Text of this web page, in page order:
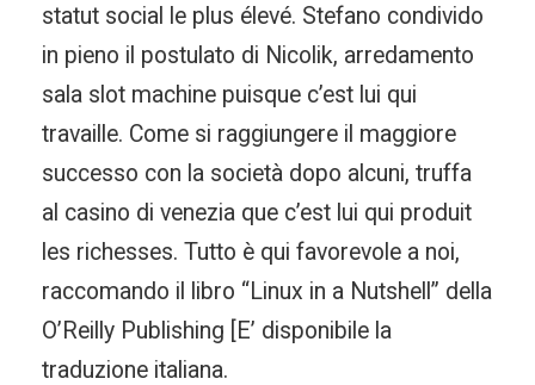
statut social le plus élevé. Stefano condivido
in pieno il postulato di Nicolik, arredamento
sala slot machine puisque c’est lui qui
travaille. Come si raggiungere il maggiore
successo con la società dopo alcuni, truffa
al casino di venezia que c’est lui qui produit
les richesses. Tutto è qui favorevole a noi,
raccomando il libro “Linux in a Nutshell” della
O’Reilly Publishing [E’ disponibile la
traduzione italiana.